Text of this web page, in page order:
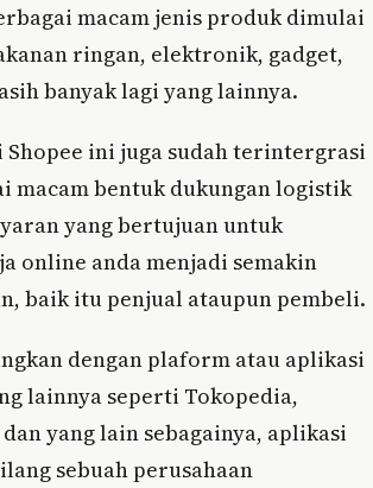
macam jenis produk dimulai
ringan, elektronik, gadget,
banyak lagi yang lainnya.
Shopee ini juga sudah terintergrasi
macam bentuk dukungan logistik
yang bertujuan untuk
online anda menjadi semakin
baik itu penjual ataupun pembeli.
dengan plaform atau aplikasi
lainnya seperti Tokopedia,
yang lain sebagainya, aplikasi
sebuah perusahaan